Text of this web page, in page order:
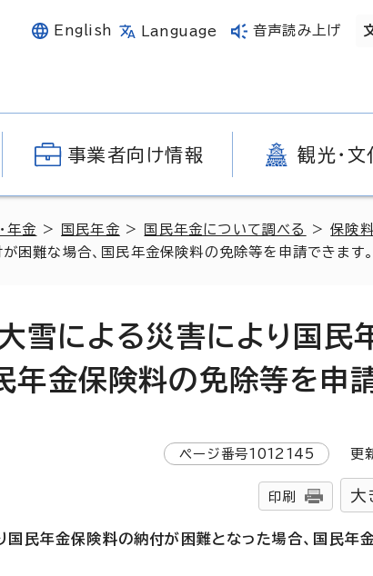
English Language 音声読み上げ
事業者向け情報 観光・文
年金 > 国民年金 > 国民年金について調べる >保険
困難な場合、国民年金保険料の免除等を申請できます。
による災害により国民
年金保険料の免除等を申
ページ番号1012145 更
印刷 大
民年金保険料の納付が困難となった場合、国民年